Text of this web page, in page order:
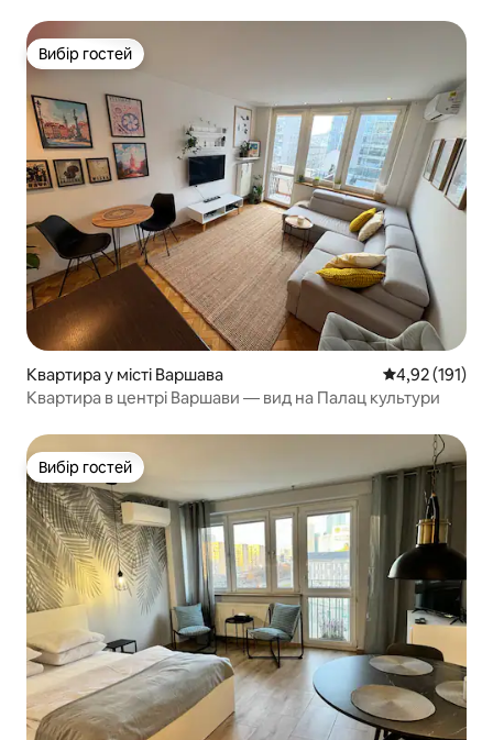
Вибір гостей
Вибір гостей
Квартира у місті Варшава Середня
4,92 (191)
Квартира в центрі Варшави — вид на Палац культури
Вибір гостей
Вибір гостей